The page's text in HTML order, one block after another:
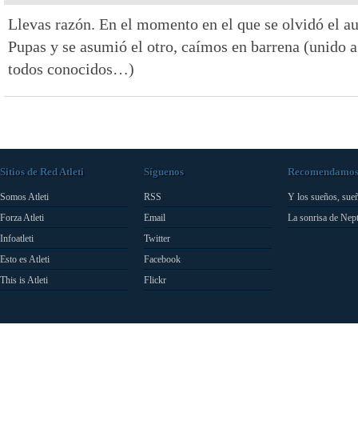
Llevas razón. En el momento en el que se olvidó el
Pupas y se asumió el otro, caímos en barrena (unido
todos conocidos…)
Sitios de Red Atleti
Somos Atleti
Forza Atleti
Infoatleti
Esto es Atleti
This is Atleti
Síguenos
RSS
Email
Twitter
Facebook
Flickr
Recomendamos
Y los sueños,
La sonrisa de